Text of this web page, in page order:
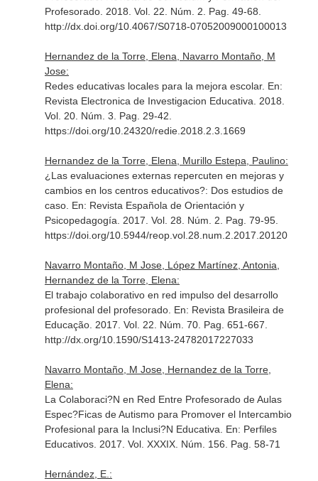
Profesorado. 2018. Vol. 22. Núm. 2. Pag. 49-68.
http://dx.doi.org/10.4067/S0718-07052009000100013
Hernandez de la Torre, Elena, Navarro Montaño, M
Jose:
Redes educativas locales para la mejora escolar. En:
Revista Electronica de Investigacion Educativa . 2018.
Vol. 20. Núm. 3. Pag. 29-42.
https://doi.org/10.24320/redie.2018.2.3.1669
Hernandez de la Torre, Elena, Murillo Estepa, Paulino:
¿Las evaluaciones externas repercuten en mejoras y
cambios en los centros educativos?: Dos estudios de
caso. En: Revista Española de Orientación y
Psicopedagogía . 2017. Vol. 28. Núm. 2. Pag. 79-95.
https://doi.org/10.5944/reop.vol.28.num.2.2017.20120
Navarro Montaño, M Jose, López Martínez, Antonia,
Hernandez de la Torre, Elena:
El trabajo colaborativo en red impulso del desarrollo
profesional del profesorado. En: Revista Brasileira de
Educação. 2017. Vol. 22. Núm. 70. Pag. 651-667.
http://dx.org/10.1590/S1413-24782017227033
Navarro Montaño, M Jose, Hernandez de la Torre,
Elena:
La Colaboraci?N en Red Entre Profesorado de Aulas
Espec?Ficas de Autismo para Promover el Intercambio
Profesional para la Inclusi?N Educativa. En: Perfiles
Educativos. 2017. Vol. XXXIX. Núm. 156. Pag. 58-71
Hernández, E.: